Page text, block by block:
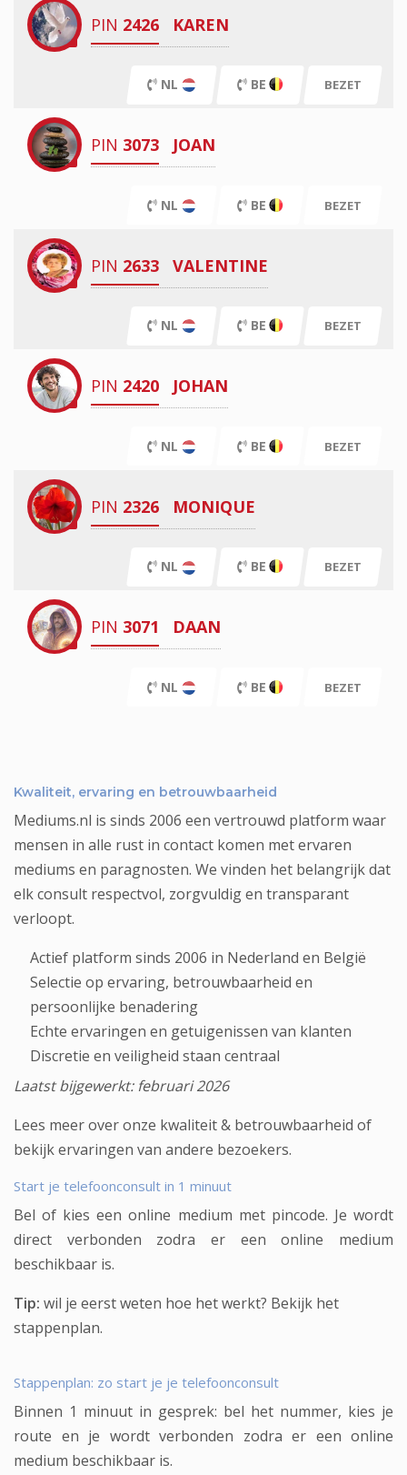
PIN 2426 KAREN
NL BE BEZET
PIN 3073 JOAN
NL BE BEZET
PIN 2633 VALENTINE
NL BE BEZET
PIN 2420 JOHAN
NL BE BEZET
PIN 2326 MONIQUE
NL BE BEZET
PIN 3071 DAAN
NL BE BEZET
Kwaliteit, ervaring en betrouwbaarheid
Mediums.nl is sinds 2006 een vertrouwd platform waar
mensen in alle rust in contact komen met ervaren
mediums en paragnosten. We vinden het belangrijk dat
elk consult respectvol, zorgvuldig en transparant
verloopt.
Actief platform sinds 2006 in Nederland en België
Selectie op ervaring, betrouwbaarheid en
persoonlijke benadering
Echte ervaringen en getuigenissen van klanten
Discretie en veiligheid staan centraal
Laatst bijgewerkt: februari 2026
Lees meer over onze kwaliteit & betrouwbaarheid of
bekijkervaringen van andere bezoekers.
Start je telefoonconsult in 1 minuut
Bel of kies een online medium met pincode. Je wordt
direct verbonden zodra er een online medium
beschikbaar is.
Tip: wil je eerst weten hoe het werkt? Bekijk het
stappenplan.
Stappenplan: zo start je je telefoonconsult
Binnen 1 minuut in gesprek: bel het nummer, kies je
route en je wordt verbonden zodra er een online
medium beschikbaar is.